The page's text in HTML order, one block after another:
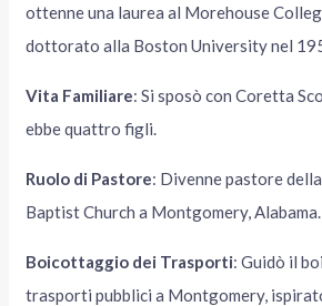
ottenne una laurea al Morehouse
dottorato alla Boston University nel
Vita Familiare: Si sposò con Coretta
ebbe quattro figli.
Ruolo di Pastore: Divenne pastore
Baptist Church a Montgomery, Alabama.
Boicottaggio dei Trasporti: Guidò il
trasporti pubblici a Montgomery,